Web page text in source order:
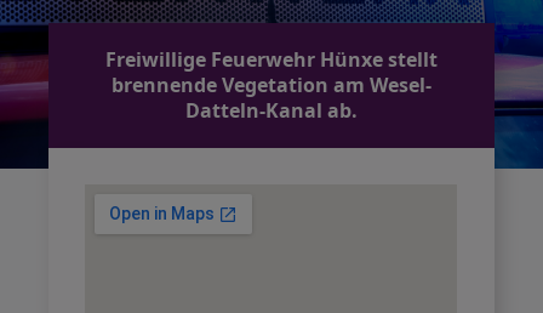
Freiwillige Feuerwehr Hünxe stellt
brennende Vegetation am Wesel-
Datteln-Kanal ab.